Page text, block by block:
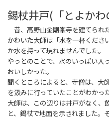
錫杖井戸(「とよか
昔、高野山金剛峯寺を建てられ
かわいた大師は「水を一杯くださ
か水を持って現れませんでした。
やっとのことで、水のいっぱい入
おいしかった。
聞くところによると、寺僧は、大
を汲みに行っていたことがわかっ
大師は、この辺りは井戸がなく、
と、錫杖で地面を示されました